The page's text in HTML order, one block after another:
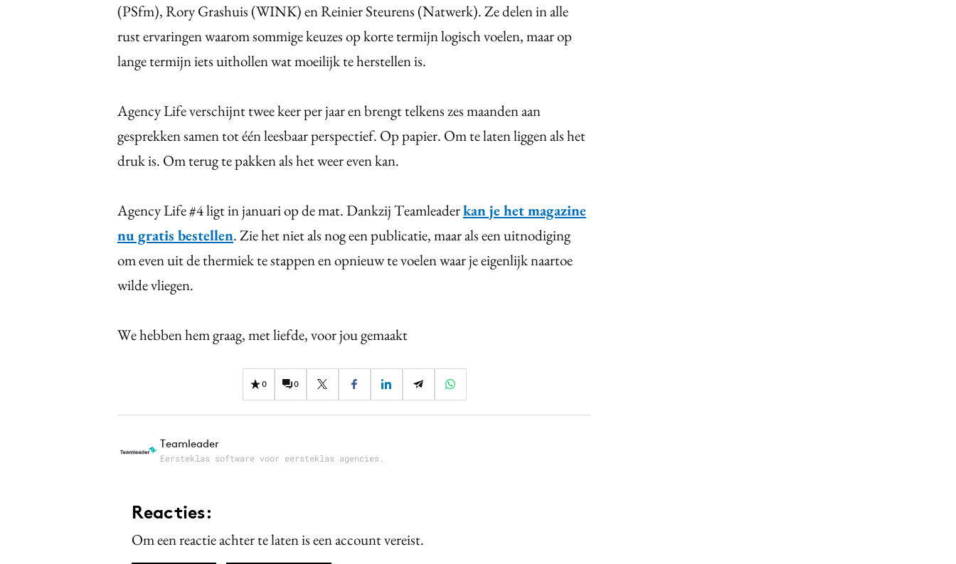
(PSfm), Rory Grashuis (WINK) en Reinier Steurens (Natwerk). Ze delen in alle
rust ervaringen waarom sommige keuzes op korte termijn logisch voelen, maar op
lange termijn iets uithollen wat moeilijk te herstellen is.
Agency Life verschijnt twee keer per jaar en brengt telkens zes maanden aan
gesprekken samen tot één leesbaar perspectief. Op papier. Om te laten liggen als het
druk is. Om terug te pakken als het weer even kan.
Agency Life #4 ligt in januari op de mat. Dankzij Teamleaderkan je het magazine
nu gratis bestellen. Zie het niet als nog een publicatie, maar als een uitnodiging
om even uit de thermiek te stappen en opnieuw te voelen waar je eigenlijk naartoe
wilde vliegen.
We hebben hem graag, met liefde, voor jou gemaakt
0 0
Teamleader
Eersteklas software voor eersteklas agencies.
Reacties:
Om een reactie achter te laten is een account vereist.